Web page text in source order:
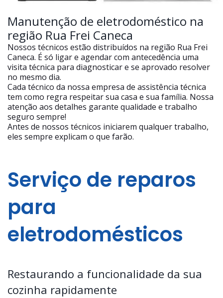
Manutenção de eletrodoméstico na
região Rua Frei Caneca
Nossos técnicos estão distribuídos na região Rua Frei
Caneca. É só ligar e agendar com antecedência uma
visita técnica para diagnosticar e se aprovado resolver
no mesmo dia.
Cada técnico da nossa empresa de assistência técnica
tem como regra respeitar sua casa e sua família. Nossa
atenção aos detalhes garante qualidade e trabalho
seguro sempre!
Antes de nossos técnicos iniciarem qualquer trabalho,
eles sempre explicam o que farão.
Serviço de reparos
para
eletrodomésticos
Restaurando a funcionalidade da sua
cozinha rapidamente